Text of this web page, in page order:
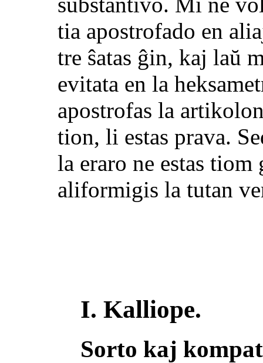
tia apostrofado en
tre ŝatas ĝin, kaj laŭ
evitata en la
apostrofas la
tion, li estas prava.
la eraro ne estas
aliformigis la tutan
I. Kalliope.
Sorto kaj